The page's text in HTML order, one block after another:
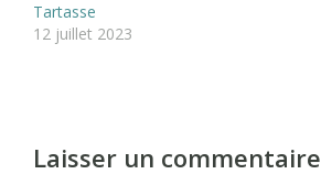
Tartasse
12 juillet 2023
Laisser un commentaire